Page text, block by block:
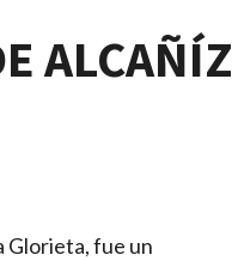
ALCAÑÍZ
Glorieta, fue un